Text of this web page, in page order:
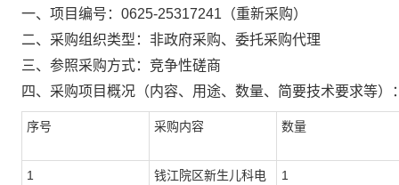
一、项目编号：0625-25317241（重新采购）
二、采购组织类型：非政府采购、委托采购代理
三、参照采购方式：竞争性磋商
四、采购项目概况（内容、用途、数量、简要技术要求等）
序号 采购内容 数量
1
钱江院区新生儿科电
1